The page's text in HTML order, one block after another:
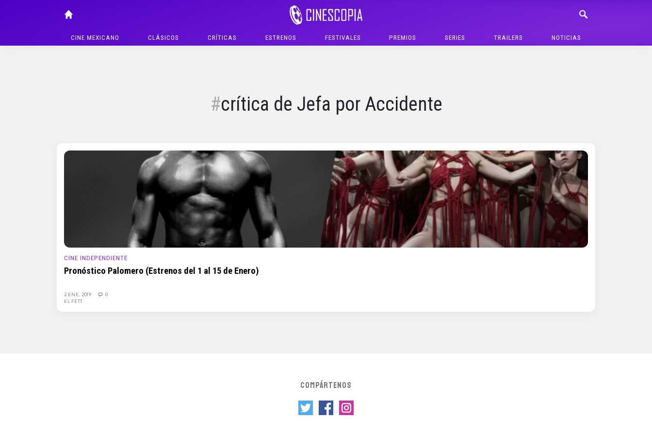
CINE MEXICANO CLÁSICOS CRÍTICAS ESTRENOS FESTIVALES PREMIOS SERIES TRAILERS NOTICIAS
crítica de Jefa por Accidente
CINE INDEPENDIENTE
Pronóstico Palomero (Estrenos del 1 al 15 de Enero)
2 ENE, 2019
0
EL FETT
COMPÁRTENOS